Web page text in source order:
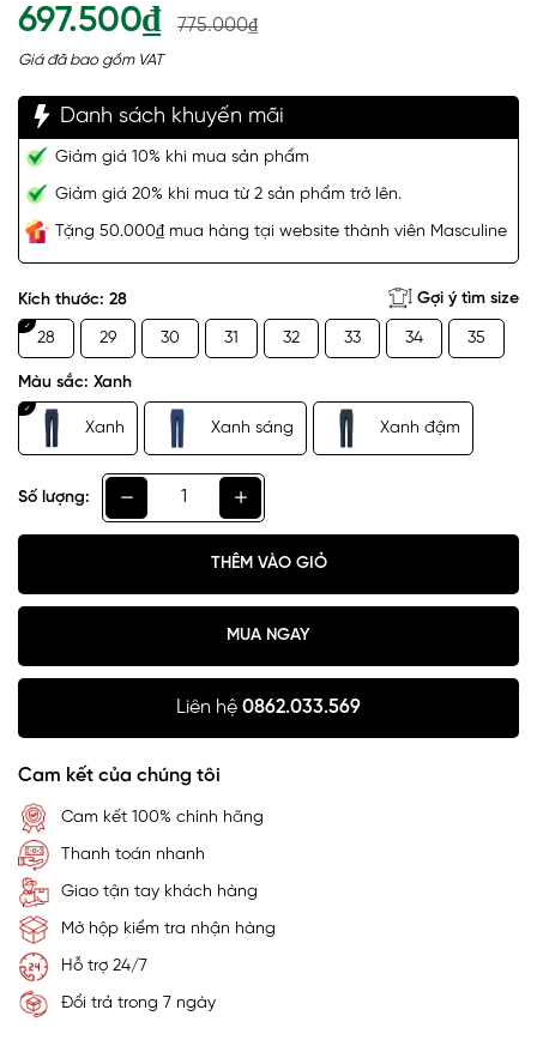
697.500₫ 775.000₫
Giá đã bao gồm VAT
Danh sách khuyến mãi
Giảm giá 10% khi mua sản phẩm
Giảm giá 20% khi mua từ 2 sản phẩm trở lên.
Tặng 50.000₫ mua hàng tại website thành viên Masculine
Kích thước: 28 Gợi ý tìm size
28 29 30 31 32 33 34 35
Màu sắc: Xanh
Xanh Xanh sáng Xanh đậm
Số lượng:
THÊM VÀO GIỎ
MUA NGAY
Liên hệ 0862.033.569
Cam kết của chúng tôi
Cam kết 100% chính hãng
Thanh toán nhanh
Giao tận tay khách hàng
Mở hộp kiểm tra nhận hàng
Hỗ trợ 24/7
Đổi trả trong 7 ngày